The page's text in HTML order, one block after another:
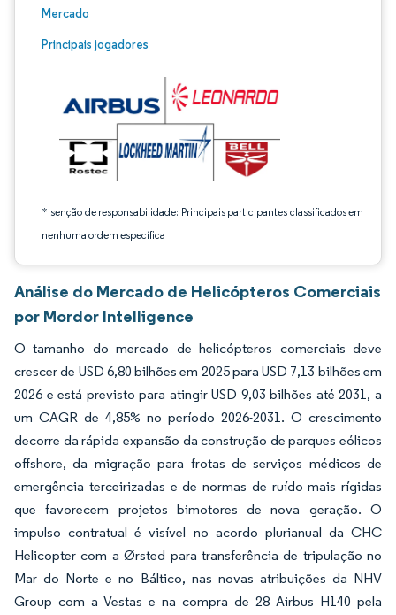
Mercado
Principais jogadores
*Isenção de responsabilidade: Principais participantes classificados em
nenhuma ordem específica
Imagem © Mordor Intelligence. O reuso requer atribuição conforme CC BY 4.0.
Análise do Mercado de Helicópteros Comerciais
por Mordor Intelligence
O tamanho do mercado de helicópteros comerciais deve
crescer de USD 6,80 bilhões em 2025 para USD 7,13 bilhões em
2026 e está previsto para atingir USD 9,03 bilhões até 2031, a
um CAGR de 4,85% no período 2026-2031. O crescimento
decorre da rápida expansão da construção de parques eólicos
offshore, da migração para frotas de serviços médicos de
emergência terceirizadas e de normas de ruído mais rígidas
que favorecem projetos bimotores de nova geração. O
impulso contratual é visível no acordo plurianual da CHC
Helicopter com a Ørsted para transferência de tripulação no
Mar do Norte e no Báltico, nas novas atribuições da NHV
Group com a Vestas e na compra de 28 Airbus H140 pela